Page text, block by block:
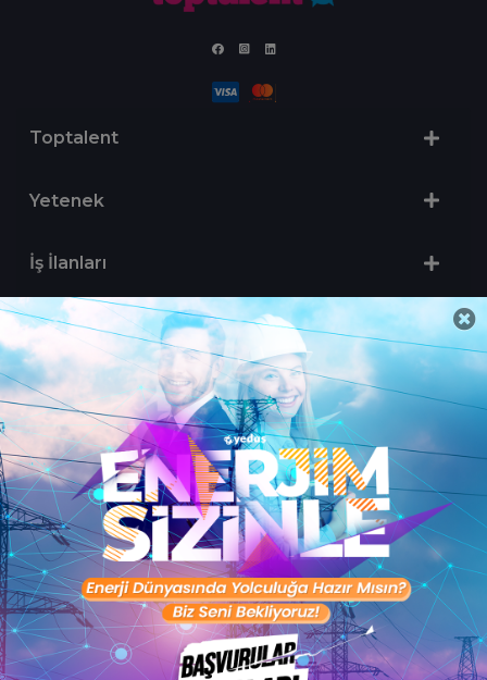
Toptalent
Yetenek
İş İlanları
Sertifika Programları
Yetenek Testleri
İşveren
Toptalent Marka ve İnsan Kaynakları Danışmanlığı Limited Şirketi Özel İstihdam Bürosu
Olarak 11 / 11 / 2024 - 10 / 11 / 2027 tarihleri arasında faaliyette bulunmak üzere, Türkiye İş
Kurumu tarafından 05.11.2024 tarih ve 16998526 sayılı karar uyarınca 1251 nolu belge ile faaliyet
göstermektedir.Toptalent İş İlanları için tıklayın. 4904 sayılı kanun uyarınca iş arayanlardan